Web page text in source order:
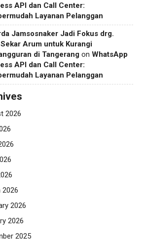
API dan Call Center:
Layanan Pelanggan
Jamsosnaker Jadi Fokus drg.
Arum untuk Kurangi
di Tangerang on WhatsApp
API dan Call Center:
Layanan Pelanggan
2026
2026
2026
2026
2025